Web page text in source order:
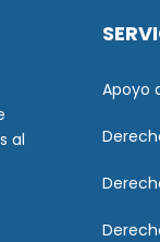
al
Apoyo